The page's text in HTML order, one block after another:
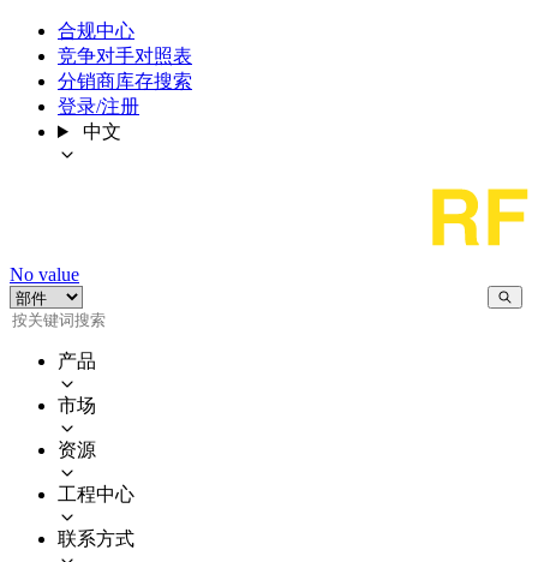
合规中心
竞争对手对照表
分销商库存搜索
登录/注册
中文
No value
产品
市场
资源
工程中心
联系方式